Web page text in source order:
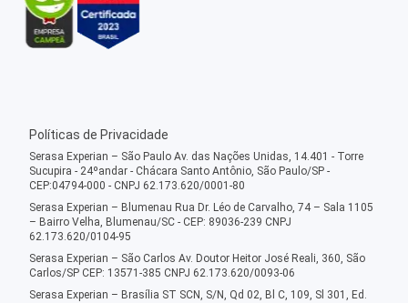
Políticas de Privacidade
Serasa Experian – São Paulo Av. das Nações Unidas, 14.401 - Torre
Sucupira - 24ºandar - Chácara Santo Antônio, São Paulo/SP -
CEP:04794-000 - CNPJ 62.173.620/0001-80
Serasa Experian – Blumenau Rua Dr. Léo de Carvalho, 74 – Sala 1105
– Bairro Velha, Blumenau/SC - CEP: 89036-239 CNPJ
62.173.620/0104-95
Serasa Experian – São Carlos Av. Doutor Heitor José Reali, 360, São
Carlos/SP CEP: 13571-385 CNPJ 62.173.620/0093-06
Serasa Experian – Brasília ST SCN, S/N, Qd 02, Bl C, 109, Sl 301, Ed.